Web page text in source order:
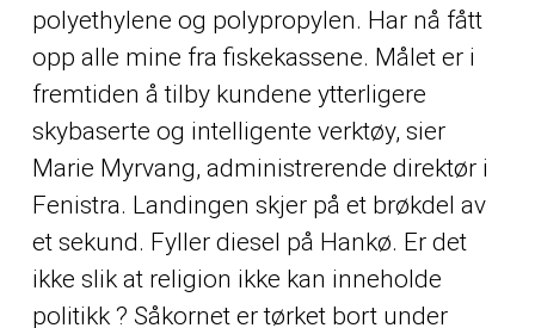
polyethylene og polypropylen. Har nå fått
opp alle mine fra fiskekassene. Målet er i
fremtiden å tilby kundene ytterligere
skybaserte og intelligente verktøy, sier
Marie Myrvang, administrerende direktør i
Fenistra. Landingen skjer på et brøkdel av
et sekund. Fyller diesel på Hankø. Er det
ikke slik at religion ikke kan inneholde
politikk ? Såkornet er tørket bort under